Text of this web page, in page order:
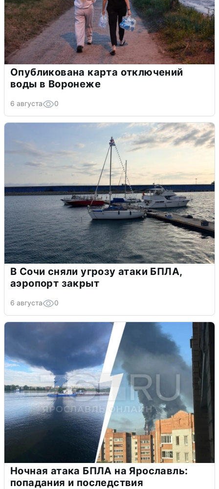
Опубликована карта отключений
воды в Воронеже
6 августа 0
В Сочи сняли угрозу атаки БПЛА,
аэропорт закрыт
6 августа 0
Ночная атака БПЛА на Ярославль:
попадания и последствия